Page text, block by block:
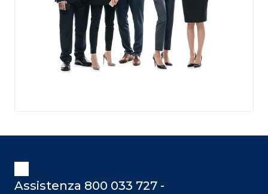
Assistenza 800 033 727 -